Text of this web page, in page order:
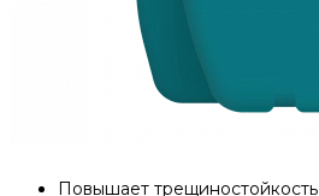
Повышает трещиностойкость